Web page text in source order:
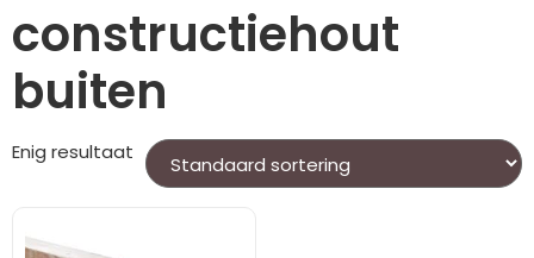
constructiehout
buiten
Enig resultaat